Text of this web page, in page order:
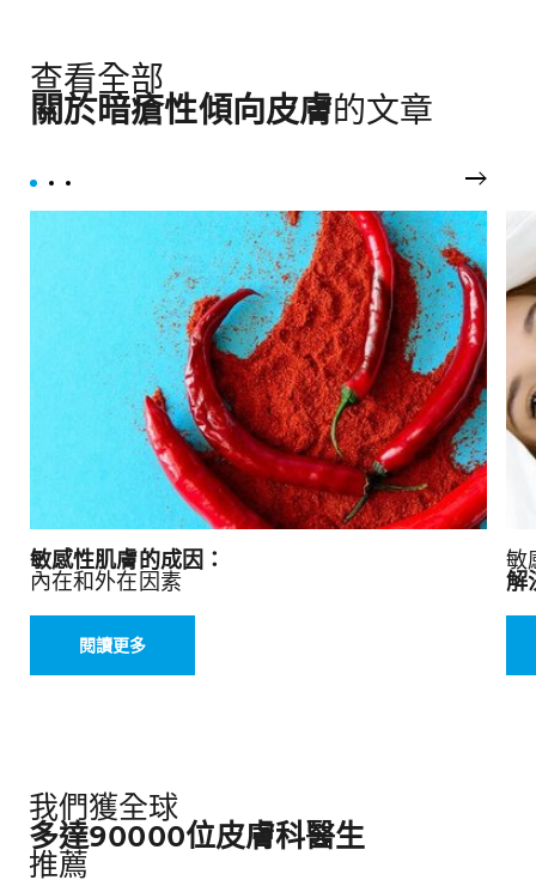
查看全部
關於暗瘡性傾向皮膚的文章
敏感性肌膚的成因：
內在和外在因素
閱讀更多
敏
解
我們獲全球
多達90000位皮膚科醫生
推薦